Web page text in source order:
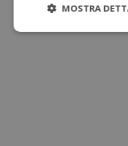
MOSTRA